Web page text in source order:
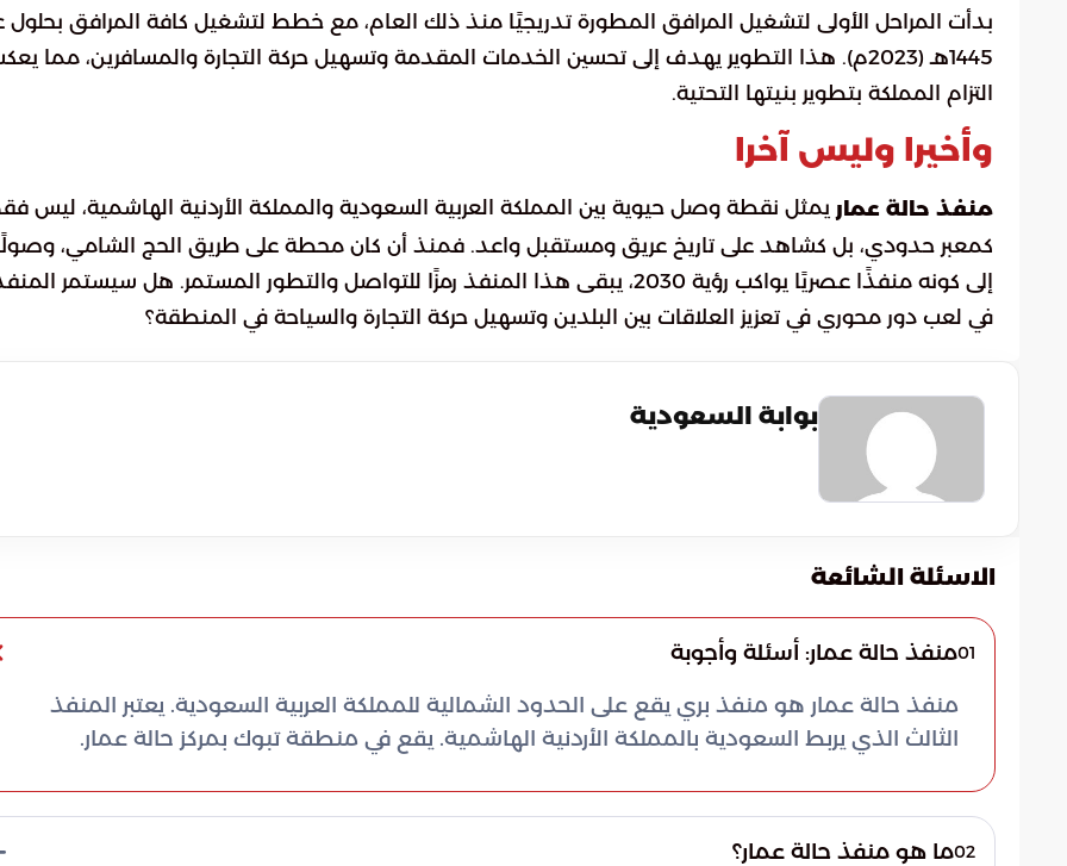
بدأت المراحل الأولى لتشغيل المرافق المطورة تدريجيًا منذ ذلك العام، مع خطط لتشغيل كافة المرافق بحلول
1445هـ (2023م). هذا التطوير يهدف إلى تحسين الخدمات المقدمة وتسهيل حركة التجارة والمسافرين، مما
التزام المملكة بتطوير بنيتها التحتية.
وأخيرا وليس آخرا
منفذ حالة عمار يمثل نقطة وصل حيوية بين المملكة العربية السعودية والمملكة الأردنية الهاشمية، ليس
كمعبر حدودي، بل كشاهد على تاريخ عريق ومستقبل واعد. فمنذ أن كان محطة على طريق الحج الشامي،
إلى كونه منفذًا عصريًا يواكب رؤية 2030، يبقى هذا المنفذ رمزًا للتواصل والتطور المستمر. هل سيستمر
في لعب دور محوري في تعزيز العلاقات بين البلدين وتسهيل حركة التجارة والسياحة في المنطقة؟
بوابة السعودية
الاسئلة الشائعة
01منفذ حالة عمار: أسئلة وأجوبة
منفذ حالة عمار هو منفذ بري يقع على الحدود الشمالية للمملكة العربية السعودية. يعتبر المنفذ
الثالث الذي يربط السعودية بالمملكة الأردنية الهاشمية. يقع في منطقة تبوك بمركز حالة عمار.
02ما هو منفذ حالة عمار؟